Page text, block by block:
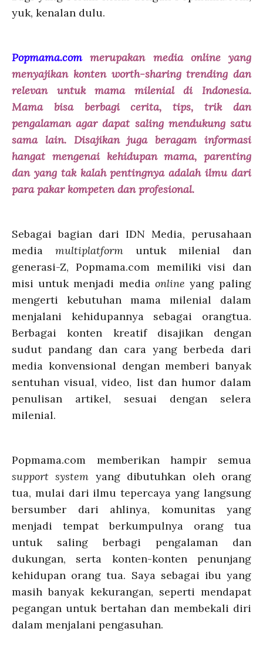
yuk, kenalan dulu.
Popmama.commerupakan media online yang
menyajikan konten worth-sharing trending dan
relevan untuk mama milenial di Indonesia.
Mama bisa berbagi cerita, tips, trik dan
pengalaman agar dapat saling mendukung satu
sama lain. Disajikan juga beragam informasi
hangat mengenai kehidupan mama, parenting
dan yang tak kalah pentingnya adalah ilmu dari
para pakar kompeten dan profesional.
Sebagai bagian dari IDN Media, perusahaan
media multiplatform untuk milenial dan
generasi-Z, Popmama.com memiliki visi dan
misi untuk menjadi media online yang paling
mengerti kebutuhan mama milenial dalam
menjalani kehidupannya sebagai orangtua.
Berbagai konten kreatif disajikan dengan
sudut pandang dan cara yang berbeda dari
media konvensional dengan memberi banyak
sentuhan visual, video, list dan humor dalam
penulisan artikel, sesuai dengan selera
milenial.
Popmama.com memberikan hampir semua
support system yang dibutuhkan oleh orang
tua, mulai dari ilmu tepercaya yang langsung
bersumber dari ahlinya, komunitas yang
menjadi tempat berkumpulnya orang tua
untuk saling berbagi pengalaman dan
dukungan, serta konten-konten penunjang
kehidupan orang tua. Saya sebagai ibu yang
masih banyak kekurangan, seperti mendapat
pegangan untuk bertahan dan membekali diri
dalam menjalani pengasuhan.